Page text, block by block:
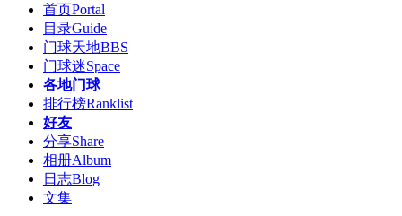
首页Portal
目录Guide
门球天地BBS
门球迷Space
各地门球
排行榜Ranklist
好友
分享Share
相册Album
日志Blog
文集